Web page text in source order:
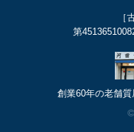
［
第
創業60年の老舗質